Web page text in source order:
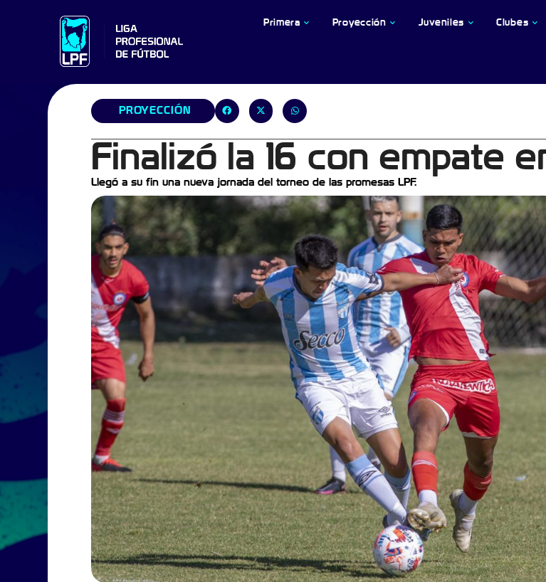
Primera Proyección Juveniles Clubes
PROYECCIÓN
Finalizó la 16 con empate
Llegó a su fin una nueva jornada del torneo de las promesas LPF.